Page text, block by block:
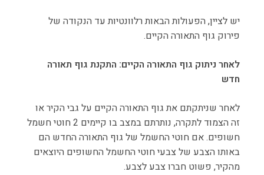
יש לציין, הפעולות הבאות רלוונטיות עד הנקודה של
פירוק גוף התאורה הקיים.
לאחר ניתוק גוף התאורה הקיים: התקנת גוף תאורה
חדש
לאחר שניתקתם את גוף התאורה הקיים על גבי הקיר או
זה הצמוד לתקרה, נותרתם במצב בו קיימים 2 חוטי חשמל
חשופים. אם חוטי החשמל של גוף התאורה החדש הם
באותו הצבע של צבעי חוטי החשמל החשופים היוצאים
מהקיר, פשוט חברו צבע לצבע.